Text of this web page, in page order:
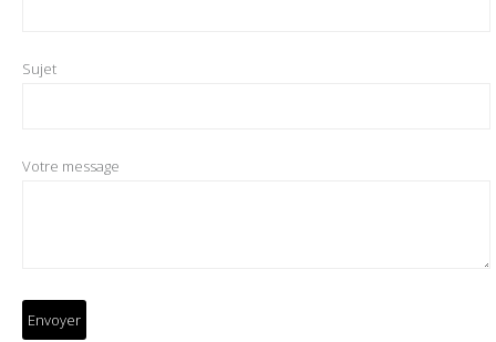
Sujet
Votre message